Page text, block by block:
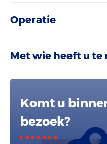
Operatie
Met wie heeft u te
Komt u
bezoek?